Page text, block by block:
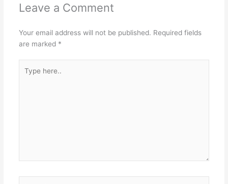
Leave a Comment
Your email address will not be published. Required fields
are marked *
here..